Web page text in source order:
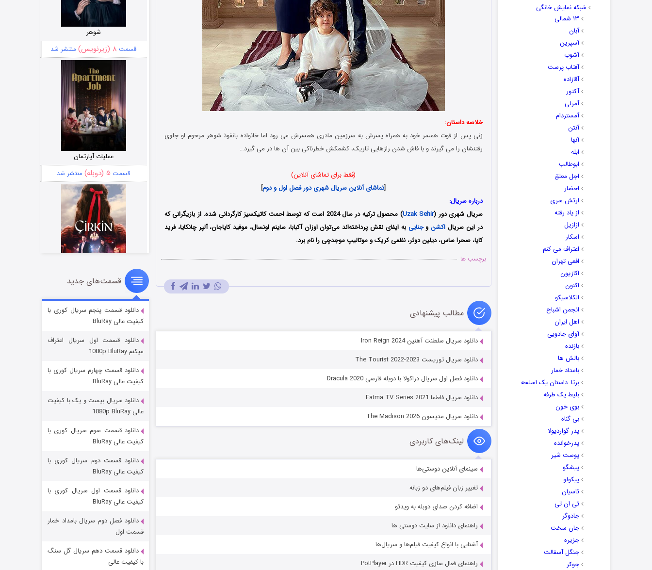
شبکه نمایش خانگی
۱۳ شمالی
آبان
آسپرین
آشوب
آفتاب پرست
آقازاده
آکتور
آمرلی
آمستردام
آنتن
آنها
ابله
ابوطالب
اجل معلق
احضار
ارتش سری
از یاد رفته
ازازیل
اسکار
اعتراف می کنم
افعی تهران
اکازیون
اکنون
الکلاسیکو
انجمن اشباح
اهل ایران
آوای جادویی
بازنده
بالش ها
بامداد خمار
برتا: داستان یک اسلحه
بلیط یک‌‌ طرفه
بوی خون
بی گناه
پدر گواردیولا
پدرخوانده
پوست شیر
پیشگو
پیکولو
تاسیان
تی ان تی
جادوگر
جان سخت
جزیره
جنگل آسفالت
جوکر
خلاصه داستان:
زنی پس از فوت همسر خود به همراه پسرش به سرزمین مادری همسرش می رود اما خانواده بانفوذ شوهر مرحوم او جلوی
رفتنشان را می گیرند و با فاش شدن رازهایی تاریک، کشمکش خطرناکی بین آن ها در می گیرد…
(فقط برای تماشای آنلاین)
[تماشای آنلاین سریال شهری دور فصل اول و دوم]
درباره سریال:
سریال شهری دور (Uzak Sehir
) محصول ترکیه در سال 2024 است که توسط احمت کاتیکسیز کارگردانی شده. از بازیگرانی که
در این سریال اکشنوجنایی به ایفای نقش پرداخته‌اند می‌توان اوزان آکبابا، ساینم اونسال، موفید کایاجان، آلپر چانکایا، فرید
کایا، صحرا ساس، دیلین دوئر، نظمی کریک و موتالیپ موجدچی را نام برد.
برچسب ها
مطالب پیشنهادی
دانلود سریال سلطنت آهنین Iron Reign 2024
دانلود سریال توریست The Tourist 2022-2023
دانلود فصل اول سریال دراکولا با دوبله فارسی Dracula 2020
دانلود سریال فاطما Fatma TV Series 2021
دانلود سریال مدیسون The Madison 2026
لینک‌های کاربردی
سینمای آنلاین دوستی‌ها
تغییر زبان فیلم‌های دو زبانه
اضافه کردن صدای دوبله به ویدئو
راهنمای دانلود از سایت دوستی ها
آشنایی با انواع کیفیت فیلم‌ها و سریال‌ها
راهنمای فعال سازی کیفیت HDR در PotPlayer
شوهر
قسمت ۸ (زیرنویس) منتشر شد
عملیات آپارتمان
قسمت ۵ (دوبله) منتشر شد
سریال زشت
قسمت۲ (زیرنویس) منتشر شد
مردگان متحرک: شهر مرده ۳
شکست استوارت در نجات جهان
قسمت ۷ (زیرنویس) منتشر شد
قسمت‌های جدید
دانلود قسمت پنجم سریال کوری با
کیفیت عالی BluRay
دانلود قسمت اول سریال اعتراف
میکنم 1080p BluRay
دانلود قسمت چهارم سریال کوری با
کیفیت عالی BluRay
دانلود سریال بیست و یک با کیفیت
عالی 1080p BluRay
دانلود قسمت سوم سریال کوری با
کیفیت عالی BluRay
دانلود قسمت دوم سریال کوری با
کیفیت عالی BluRay
دانلود قسمت اول سریال کوری با
کیفیت عالی BluRay
دانلود فصل دوم سریال بامداد خمار
قسمت اول
دانلود قسمت دهم سریال گل سنگ
با کیفیت عالی